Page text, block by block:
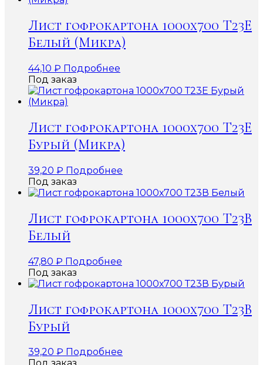
Лист гофрокартона 1000х700 Т23Е
Белый (Микра)
44,10 ₽ Подробнее
Под заказ
Лист гофрокартона 1000х700 Т23Е
Бурый (Микра)
39,20 ₽ Подробнее
Под заказ
Лист гофрокартона 1000х700 Т23В
Белый
47,80 ₽ Подробнее
Под заказ
Лист гофрокартона 1000х700 Т23В
Бурый
39,20 ₽ Подробнее